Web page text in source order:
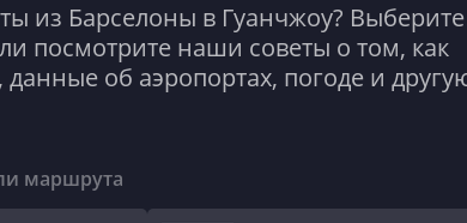
из Барселоны в Гуанчжоу? Выберите
посмотрите наши советы о том, как
об аэропортах, погоде и
маршрута